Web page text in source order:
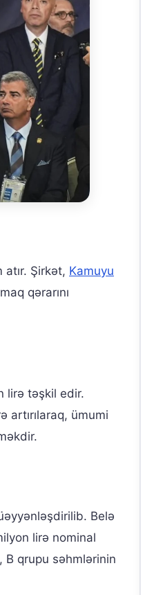
Şirkət, Kamuyu
qərarını
lirə təşkil edir.
ümumi
Belə
lirə nominal
B qrupu səhmlərinin